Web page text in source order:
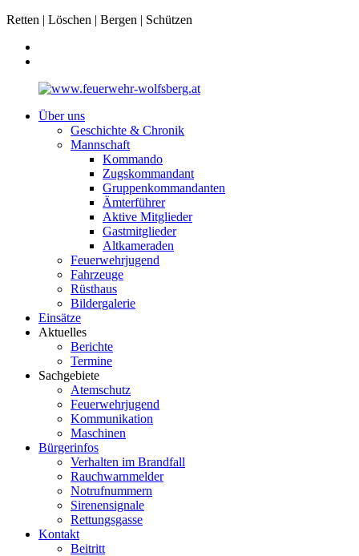
Retten | Löschen | Bergen | Schützen
Über uns
Geschichte & Chronik
Mannschaft
Kommando
Zugskommandant
Gruppenkommandanten
Ämterführer
Aktive Mitglieder
Gastmitglieder
Altkameraden
Feuerwehrjugend
Fahrzeuge
Rüsthaus
Bildergalerie
Einsätze
Aktuelles
Berichte
Termine
Sachgebiete
Atemschutz
Feuerwehrjugend
Kommunikation
Maschinen
Bürgerinfos
Verhalten im Brandfall
Rauchwarnmelder
Notrufnummern
Sirenensignale
Rettungsgasse
Kontakt
Beitritt